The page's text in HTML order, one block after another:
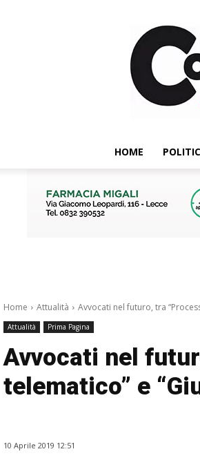
HOME
Home Attualità Avvocati nel futuro, tra
Attualità Prima Pagina
Avvocati nel
telematico” e
10 Aprile 2019 12:51